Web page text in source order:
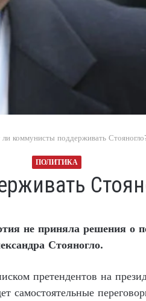
ли коммунисты поддерживать
ПОЛИТИКА
не приняла решения о
Стояногло.
претендентов на
самостоятельные